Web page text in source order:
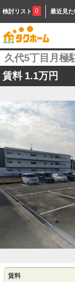
検討リスト 0 最近見
久代5丁目月極
賃料 1.1万円
賃料